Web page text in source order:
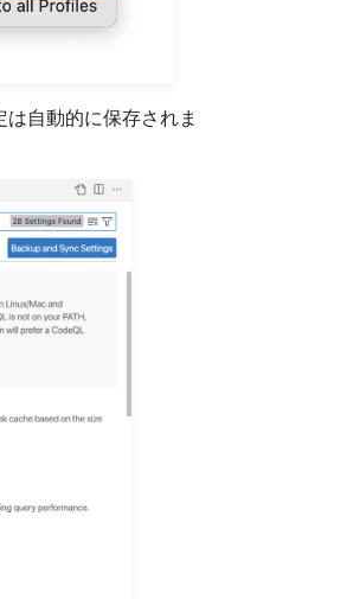
自動的に保存されま